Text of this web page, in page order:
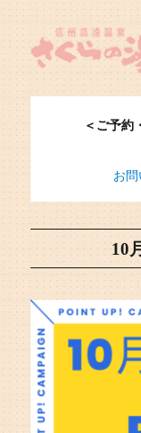
＜ご予約
お
10